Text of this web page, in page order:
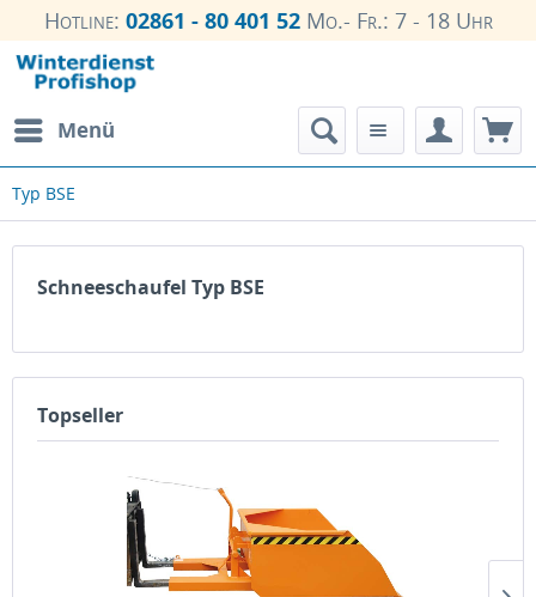
Hotline: 02861 - 80 401 52Mo.- Fr.: 7 - 18 Uhr
Menü
Typ BSE
Schneeschaufel Typ BSE
Topseller